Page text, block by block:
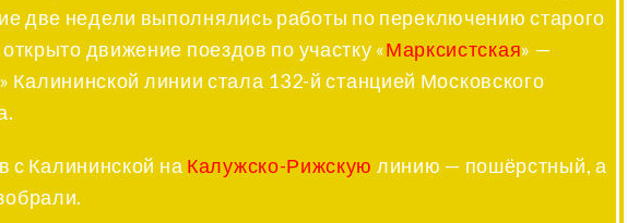
две недели выполнялись работы по переключению старого
движение поездов по участку «Марксистская» —
Калининской линии стала 132-й станцией Московского
с Калининской на Калужско-Рижскую линию — пошёрстный, а